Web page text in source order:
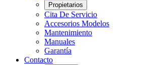
Propietarios
Cita De Servicio
Accesorios Modelos
Mantenimiento
Manuales
Garantía
Contacto